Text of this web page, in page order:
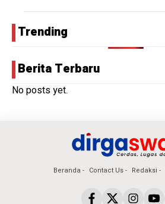
Trending
Berita Terbaru
No posts yet.
Beranda Contact Us Redaksi